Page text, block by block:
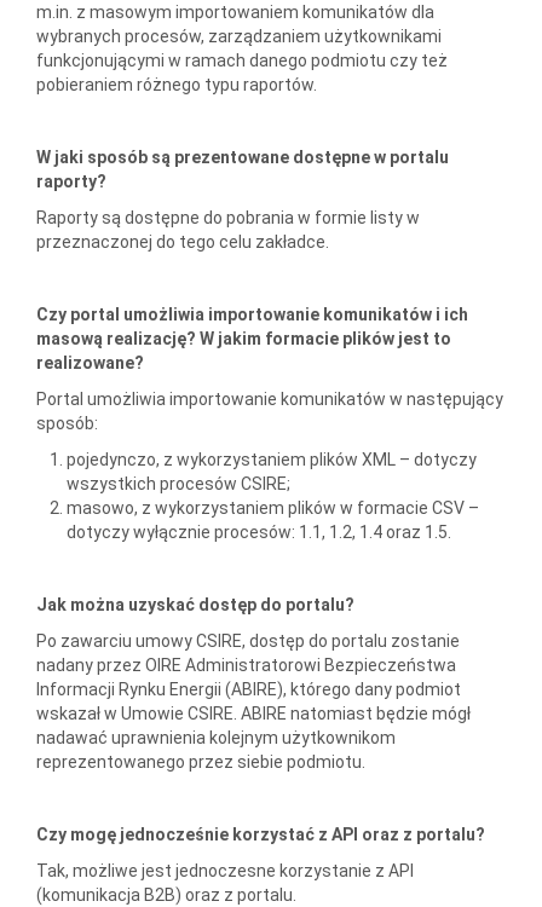
m.in. z masowym importowaniem komunikatów dla
wybranych procesów, zarządzaniem użytkownikami
funkcjonującymi w ramach danego podmiotu czy też
pobieraniem różnego typu raportów.
W jaki sposób są prezentowane dostępne w portalu
raporty?
Raporty są dostępne do pobrania w formie listy w
przeznaczonej do tego celu zakładce.
Czy portal umożliwia importowanie komunikatów i ich
masową realizację? W jakim formacie plików jest to
realizowane?
Portal umożliwia importowanie komunikatów w następujący
sposób:
pojedynczo, z wykorzystaniem plików XML – dotyczy
wszystkich procesów CSIRE;
masowo, z wykorzystaniem plików w formacie CSV –
dotyczy wyłącznie procesów: 1.1, 1.2, 1.4 oraz 1.5.
Jak można uzyskać dostęp do portalu?
Po zawarciu umowy CSIRE, dostęp do portalu zostanie
nadany przez OIRE Administratorowi Bezpieczeństwa
Informacji Rynku Energii (ABIRE), którego dany podmiot
wskazał w Umowie CSIRE. ABIRE natomiast będzie mógł
nadawać uprawnienia kolejnym użytkownikom
reprezentowanego przez siebie podmiotu.
Czy mogę jednocześnie korzystać z API oraz z portalu?
Tak, możliwe jest jednoczesne korzystanie z API
(komunikacja B2B) oraz z portalu.